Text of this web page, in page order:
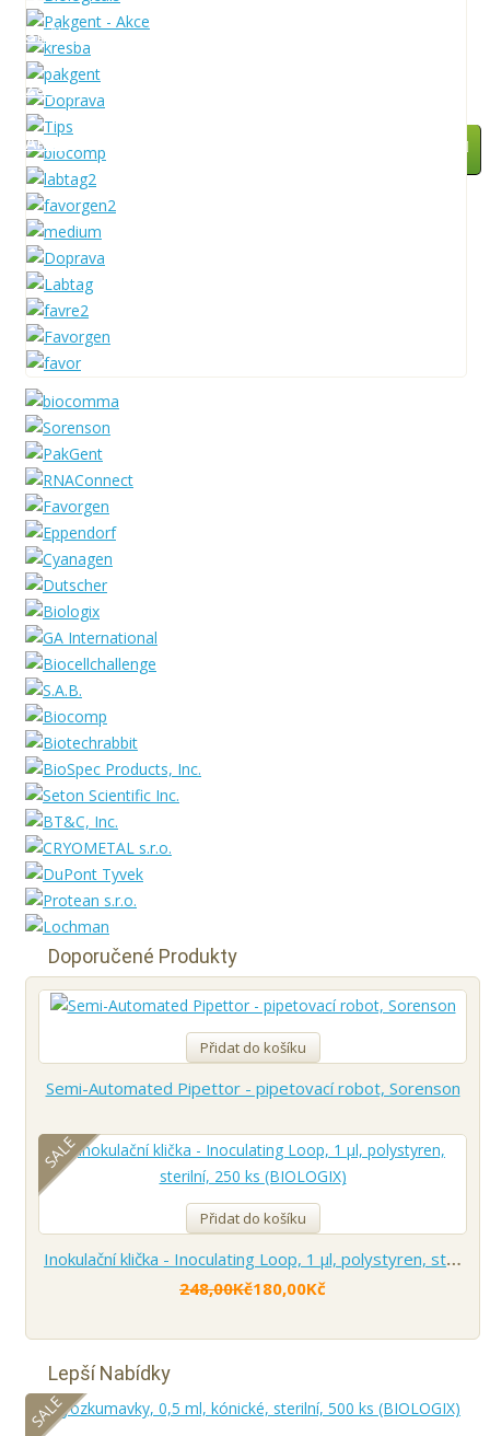
Služby
Zastupované firmy
AKCE
Doporučené Produkty
Přidat do košíku
Semi-Automated Pipettor - pipetovací robot, Sorenson
SALE
Přidat do košíku
Inokulační klička - Inoculating Loop, 1 µl, polystyren, sterilní, 250 ks (BIOLOGIX)
248,00Kč180,00Kč
Lepší Nabídky
SALE